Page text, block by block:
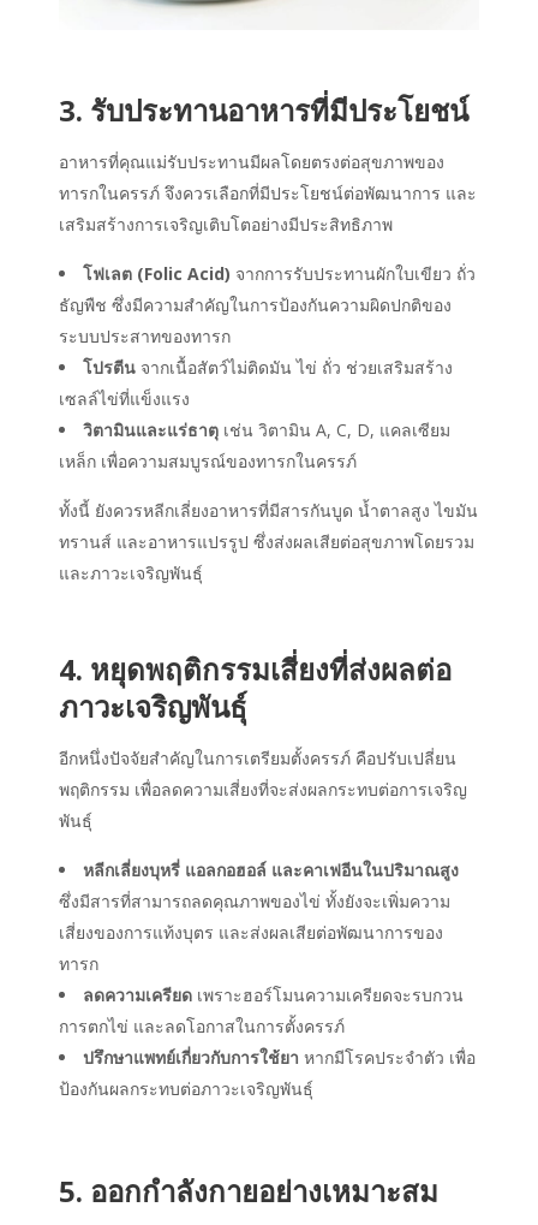
3. รับประทานอาหารที่มีประโยชน์
อาหารที่คุณแม่รับประทานมีผลโดยตรงต่อสุขภาพของ
ทารกในครรภ์ จึงควรเลือกที่มีประโยชน์ต่อพัฒนาการ และ
เสริมสร้างการเจริญเติบโตอย่างมีประสิทธิภาพ
โฟเลต (Folic Acid) จากการรับประทานผักใบเขียว ถั่ว
ธัญพืช ซึ่งมีความสำคัญในการป้องกันความผิดปกติของ
ระบบประสาทของทารก
โปรตีน จากเนื้อสัตว์ไม่ติดมัน ไข่ ถั่ว ช่วยเสริมสร้าง
เซลล์ไข่ที่แข็งแรง
วิตามินและแร่ธาตุ เช่น วิตามิน A, C, D, แคลเซียม
เหล็ก เพื่อความสมบูรณ์ของทารกในครรภ์
ทั้งนี้ ยังควรหลีกเลี่ยงอาหารที่มีสารกันบูด น้ำตาลสูง ไขมัน
ทรานส์ และอาหารแปรรูป ซึ่งส่งผลเสียต่อสุขภาพโดยรวม
และภาวะเจริญพันธุ์
4. หยุดพฤติกรรมเสี่ยงที่ส่งผลต่อ
ภาวะเจริญพันธุ์
อีกหนึ่งปัจจัยสำคัญในการเตรียมตั้งครรภ์ คือปรับเปลี่ยน
พฤติกรรม เพื่อลดความเสี่ยงที่จะส่งผลกระทบต่อการเจริญ
พันธุ์
หลีกเลี่ยงบุหรี่ แอลกอฮอล์ และคาเฟอีนในปริมาณสูง
ซึ่งมีสารที่สามารถลดคุณภาพของไข่ ทั้งยังจะเพิ่มความ
เสี่ยงของการแท้งบุตร และส่งผลเสียต่อพัฒนาการของ
ทารก
ลดความเครียด เพราะฮอร์โมนความเครียดจะรบกวน
การตกไข่ และลดโอกาสในการตั้งครรภ์
ปรึกษาแพทย์เกี่ยวกับการใช้ยา หากมีโรคประจำตัว เพื่อ
ป้องกันผลกระทบต่อภาวะเจริญพันธุ์
5. ออกกำลังกายอย่างเหมาะสม